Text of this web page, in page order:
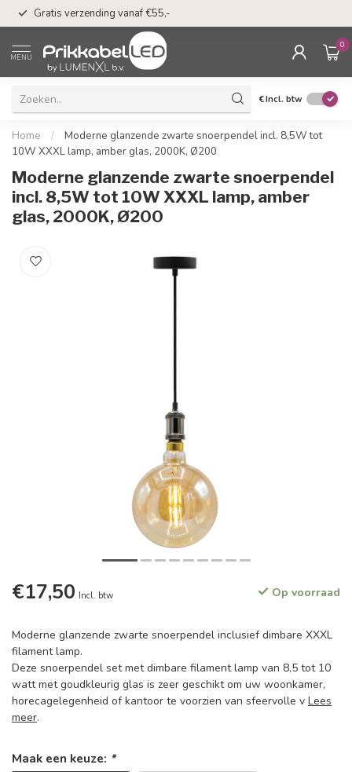
Gratis verzending vanaf €55,-
MENU
0
€Incl. btw
Home /
Moderne glanzende zwarte snoerpendel incl. 8,5W tot
10W XXXL lamp, amber glas, 2000K, Ø200
Moderne glanzende zwarte snoerpendel
incl. 8,5W tot 10W XXXL lamp, amber
glas, 2000K, Ø200
€17,50 Incl. btw Op voorraad
Moderne glanzende zwarte snoerpendel inclusief dimbare XXXL
filament lamp.
Deze snoerpendel set met dimbare filament lamp van 8,5 tot 10
watt met goudkleurig glas is zeer geschikt om uw woonkamer,
horecagelegenheid of kantoor te voorzien van sfeervolle v Lees
meer.
Maak een keuze: *